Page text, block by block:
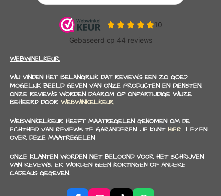
WEBWINELKEUR.
WIJ VINDEN HET BELANGRIJK DAT REVIEWS EEN ZO GOED
MOGELIJK BEELD GEVEN VAN ONZE PRODUCTEN EN DIENSTEN.
ONZE REVIEWS WORDEN DAAROM OP ONPARTIJDIGE WIJZE
BEHEERD DOOR WEBWINKELKEUR
WEBWINKELKEUR HEEFT MAATREGELEN GENOMEN OM DE
ECHTHEID VAN REVIEWS TE GARANDEREN. JE KUNT HIER LEZEN
OVER DEZE MAATREGELEN
ONZE KLANTEN WORDEN NIET BELOOND VOOR HET SCHRIJVEN
VAN REVIEWS. ER WORDEN GEEN KORTINGEN OF ANDERE
CADEAUS GEGEVEN.